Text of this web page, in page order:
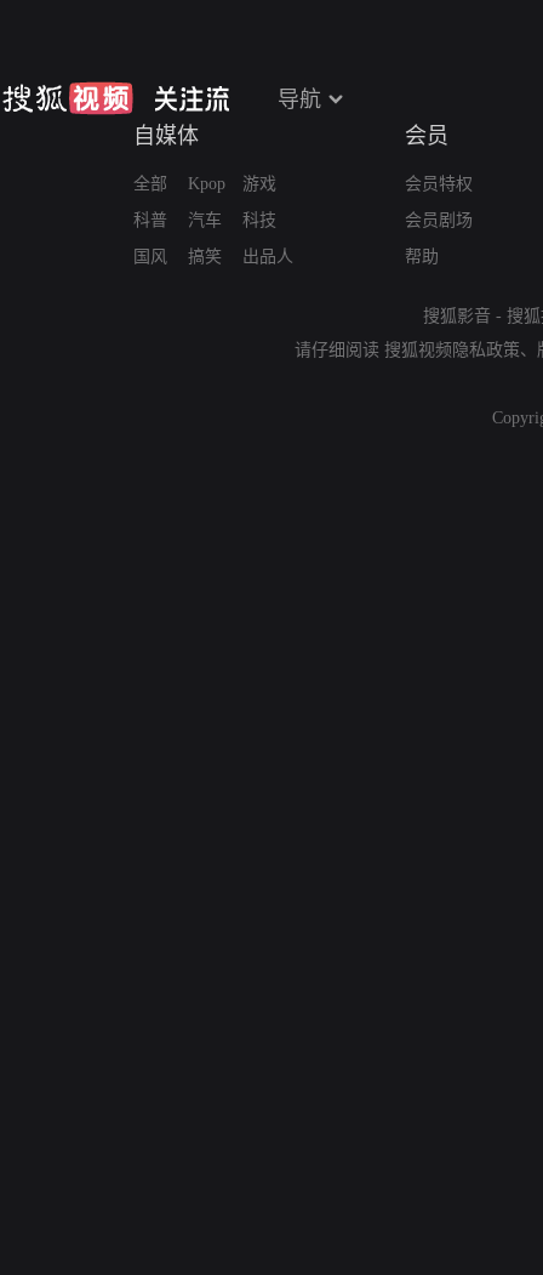
导航
自媒体
全部
科普
国风
Kpop
汽车
搞笑
游戏
科技
出品人
会员
会员特权
会员剧场
帮助
搜狐影音 - 搜
请仔细阅读 搜狐视频隐私政策、